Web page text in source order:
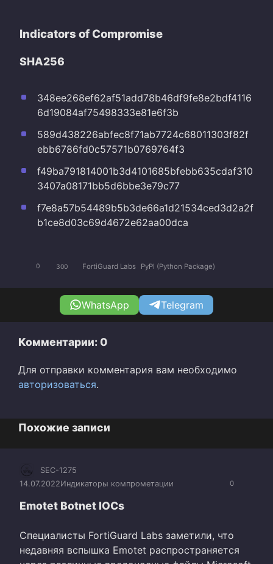
Indicators of Compromise
SHA256
348ee268ef62af51add78b46df9fe8e2bdf4116
6d19084af75498333e81e6f3b
589d438226abfec8f71ab7724c68011303f82f
ebb6786fd0c57571b0769764f3
f49ba791814001b3d4101685bfebb635cdaf310
3407a08171bb5d6bbe3e79c77
f7e8a57b54489b5b3de66a1d21534ced3d2a2f
b1ce8d03c69d4672e62aa00dca
0 300 FortiGuard Labs PyPI (Python Package)
WhatsApp Telegram
Комментарии: 0
Для отправки комментария вам необходимо
авторизоваться.
Похожие записи
0
SEC-1275
14.07.2022Индикаторы компрометации
Emotet Botnet IOCs
Специалисты FortiGuard Labs заметили, что
недавняя вспышка Emotet распространяется